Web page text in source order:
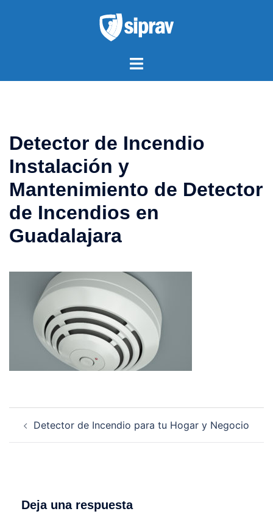
Alternar
Detector de Incendio
Instalación y
Mantenimiento de Detector
de Incendios en
Guadalajara
de
Detector de Incendio para tu Hogar y Negocio
Deja una respuesta